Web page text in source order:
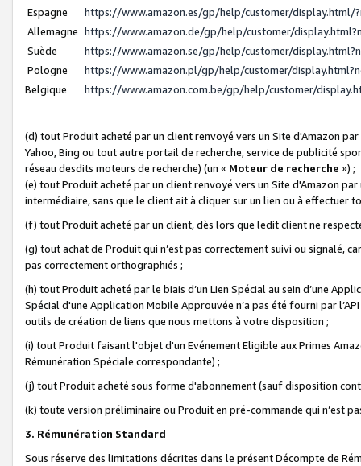
Espagne
https://www.amazon.es/gp/help/customer/display.html/
Allemagne https://www.amazon.de/gp/help/customer/
Suède
https://www.amazon.se/gp/help/customer/
Pologne
https://www.amazon.pl/gp/help/customer/
Belgique
https://www.amazon.com.be/gp/help/customer/
(d) tout Produit acheté par un client renvoyé vers un Site d'Amazon
Yahoo, Bing ou tout autre portail de recherche, service de publicité
réseau desdits moteurs de recherche) (un « Moteur de recherche ») ;
(e) tout Produit acheté par un client renvoyé vers un Site d'Amazon
intermédiaire, sans que le client ait à cliquer sur un lien ou à
(f) tout Produit acheté par un client, dès lors que ledit client ne
(g) tout achat de Produit qui n’est pas correctement suivi ou signalé,
pas correctement orthographiés ;
(h) tout Produit acheté par le biais d’un Lien Spécial au sein d’une
Spécial d'une Application Mobile Approuvée n’a pas été fourni par
outils de création de liens que nous mettons à votre disposition ;
(i) tout Produit faisant l'objet d'un Evénement Eligible aux Primes
Rémunération Spéciale correspondante) ;
(j) tout Produit acheté sous forme d'abonnement (sauf disposition
(k) toute version préliminaire ou Produit en pré-commande qui n’est
3. Rémunération Standard
Sous réserve des limitations décrites dans le présent Décompte de